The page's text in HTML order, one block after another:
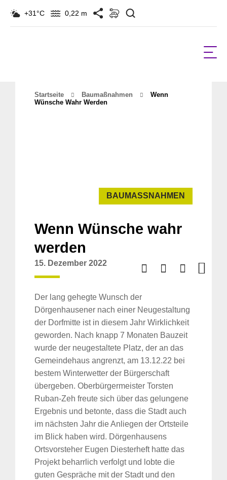
+31°C 0,22 m
Startseite Baumaßnahmen
Wenn
Wünsche Wahr Werden
BAUMASSNAHMEN
Wenn Wünsche wahr
werden
15. Dezember 2022
Der lang gehegte Wunsch der
Dörgenhausener nach einer Neugestaltung
der Dorfmitte ist in diesem Jahr Wirklichkeit
geworden. Nach knapp 7 Monaten Bauzeit
wurde der neugestaltete Platz, der an das
Gemeindehaus angrenzt, am 13.12.22 bei
bestem Winterwetter der Bürgerschaft
übergeben. Oberbürgermeister Torsten
Ruban-Zeh freute sich über das gelungene
Ergebnis und betonte, dass die Stadt auch
im nächsten Jahr die Anliegen der Ortsteile
im Blick haben wird. Dörgenhausens
Ortsvorsteher Eugen Diesterheft hatte das
Projekt beharrlich verfolgt und lobte die
guten Gespräche mit der Stadt und den